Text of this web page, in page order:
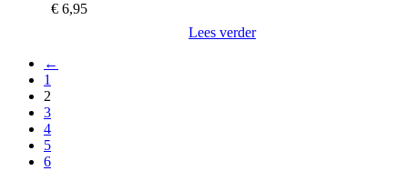
€ 6,95
Lees verder
←
1
2
3
4
5
6